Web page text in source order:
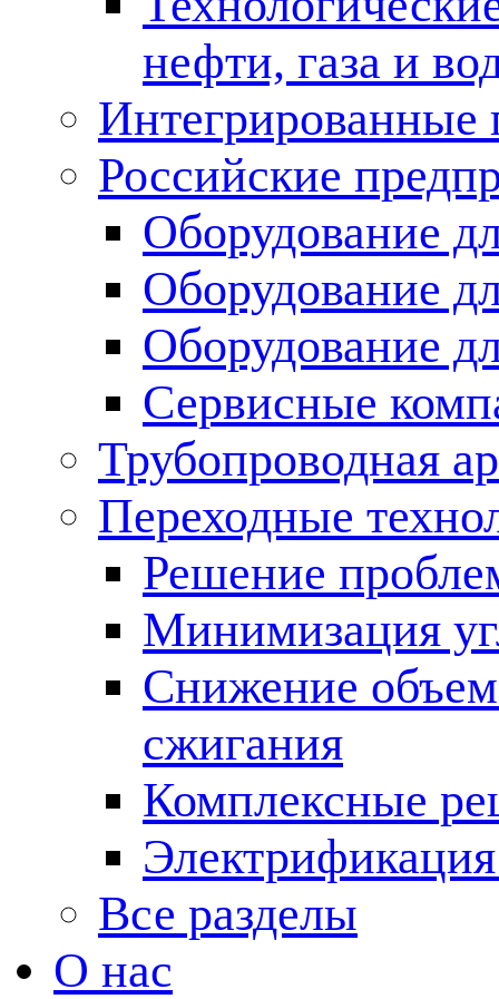
нефти, газа и
Российские
Оборудование
Оборудование
Оборудование
Сервисные
Трубопроводная
Переходные
Решение
Минимизация
Снижение
сжигания
Комплексные
Все разделы
О нас